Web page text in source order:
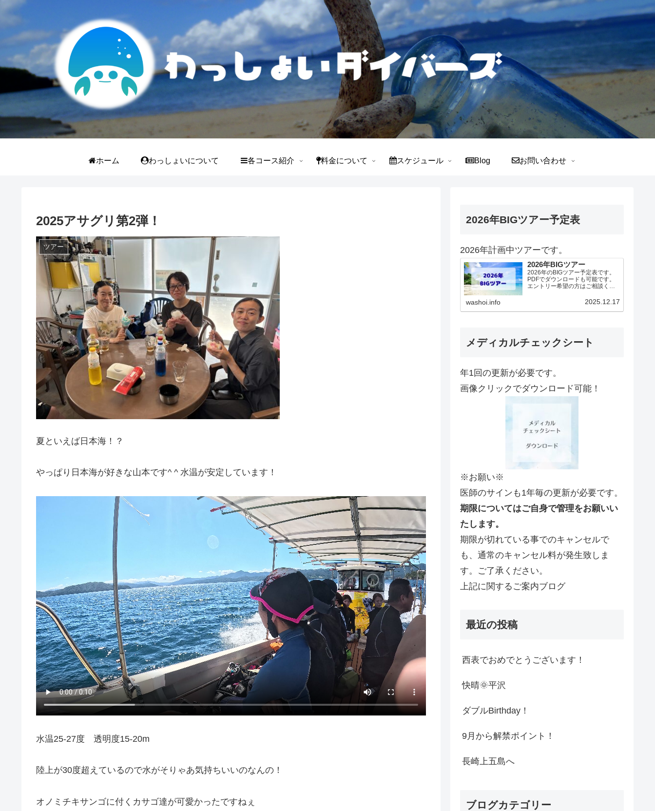
ホーム わっしょいについて 各コース紹介 料金について スケジュール Blog お問い合わせ
2025アサグリ第2弾！
ツアー
夏といえば日本海！？
やっぱり日本海が好きな山本です^ ^ 水温が安定しています！
水温25-27度 透明度15-20m
陸上が30度超えているので水がそりゃあ気持ちいいのなんの！
オノミチキサンゴに付くカサゴ達が可愛かったですねぇ
2026年BIGツアー予定表
2026年計画中ツアーです。
2026年BIGツアー
2026年のBIGツアー予定表です。
PDFでダウンロードも可能です。
エントリー希望の方はご相談くだ
より変動ありますので、ご確認く
新）ダウンロードPDFでアップロ
washoi.info 2025.12.17
メディカルチェックシート
年1回の更新が必要です。
画像クリックでダウンロード可能！
※お願い※
医師のサインも1年毎の更新が必要です。
期限についてはご自身で管理をお願いい
たします。
期限が切れている事でのキャンセルで
も、通常のキャンセル料が発生致しま
す。ご了承ください。
上記に関するご案内ブログ
最近の投稿
西表でおめでとうございます！
快晴🌞平沢
ダブルBirthday！
9月から解禁ポイント！
長崎上五島へ
ブログカテゴリー